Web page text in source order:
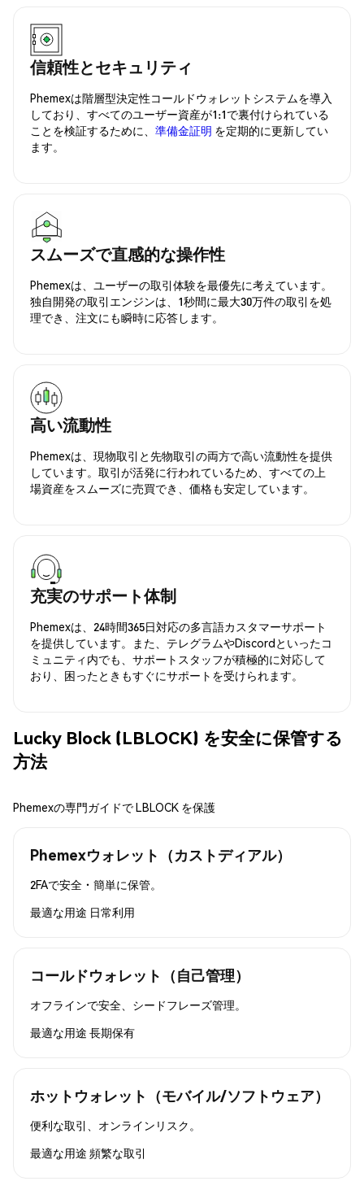
信頼性とセキュリティ
Phemexは階層型決定性コールドウォレットシステムを導入
しており、すべてのユーザー資産が1:1で裏付けられている
ことを検証するために、 準備金証明 を定期的に更新してい
ます。
スムーズで直感的な操作性
Phemexは、ユーザーの取引体験を最優先に考えています。
独自開発の取引エンジンは、1秒間に最大30万件の取引を処
理でき、注文にも瞬時に応答します。
高い流動性
Phemexは、現物取引と先物取引の両方で高い流動性を提供
しています。取引が活発に行われているため、すべての上
場資産をスムーズに売買でき、価格も安定しています。
充実のサポート体制
Phemexは、24時間365日対応の多言語カスタマーサポート
を提供しています。また、テレグラムやDiscordといったコ
ミュニティ内でも、サポートスタッフが積極的に対応して
おり、困ったときもすぐにサポートを受けられます。
Lucky Block (LBLOCK) を安全に保管する
方法
Phemexの専門ガイドで LBLOCK を保護
Phemexウォレット（カストディアル）
2FAで安全・簡単に保管。
最適な用途 日常利用
コールドウォレット（自己管理）
オフラインで安全、シードフレーズ管理。
最適な用途 長期保有
ホットウォレット（モバイル/ソフトウェア）
便利な取引、オンラインリスク。
最適な用途 頻繁な取引